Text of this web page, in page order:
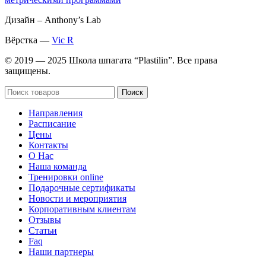
Дизайн – Anthony’s Lab
Вёрстка — Vic R
© 2019 — 2025 Школа шпагата “Plastilin”. Все права
защищены.
Поиск
Направления
Расписание
Цены
Контакты
О Нас
Наша команда
Тренировки online
Подарочные сертификаты
Новости и мероприятия
Корпоративным клиентам
Отзывы
Статьи
Faq
Наши партнеры